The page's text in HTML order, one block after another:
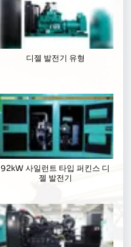
디젤 발전기 유형
92kW 사일런트 타입 퍼킨스 디
젤 발전기